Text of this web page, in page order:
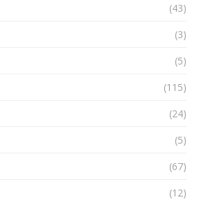
(43)
(3)
(5)
(115)
(24)
(5)
(67)
(12)